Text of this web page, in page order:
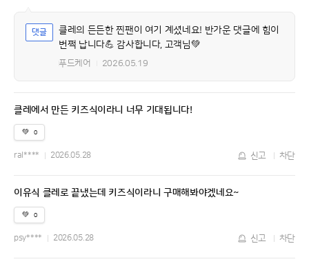
클레의 든든한 찐팬이 여기 계셨네요! 반가운 댓글에 힘이
번쩍 납니다💪 감사합니다, 고객님💚
푸드케어 2026.05.19
클레에서 만든 키즈식이라니 너무 기대됩니다!
💚 0
ral**** 2026.05.28 신고 차단
이유식 클레로 끝냈는데 키즈식이라니 구매해봐야겠네요~
💚 0
psy**** 2026.05.28 신고 차단